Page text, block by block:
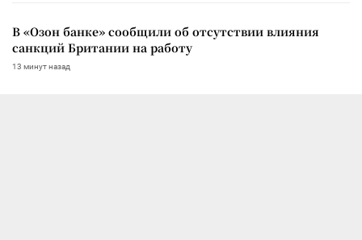
В «Озон банке» сообщили об отсутствии влияния
санкций Британии на работу
13 минут назад